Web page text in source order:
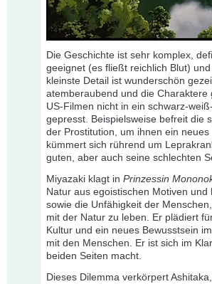
Die Geschichte ist sehr komplex,
geeignet (es fließt reichlich Blut)
kleinste Detail ist wunderschön
atemberaubend und die
US-Filmen nicht in ein schwarz-
gepresst. Beispielsweise befreit die
der Prostitution, um ihnen ein
kümmert sich rührend um
guten, aber auch seine schlechten
Miyazaki klagt in Prinzessin
Natur aus egoistischen Motiven
sowie die Unfähigkeit der
mit der Natur zu leben. Er plädiert
Kultur und ein neues Bewusstsein
mit den Menschen. Er ist sich im
beiden Seiten macht.
Dieses Dilemma verkörpert